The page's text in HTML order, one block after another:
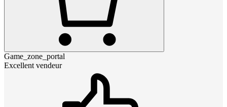
Game_zone_portal
Excellent vendeur